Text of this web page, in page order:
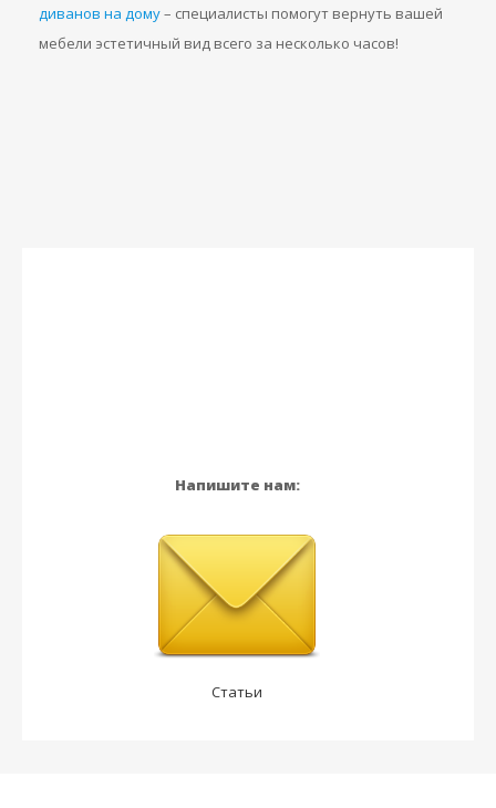
диванов на дому– специалисты помогут вернуть вашей
мебели эстетичный вид всего за несколько часов!
Напишите нам:
Статьи